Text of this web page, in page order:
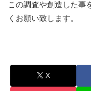
この調査や創造した事
くお願い致します。
X